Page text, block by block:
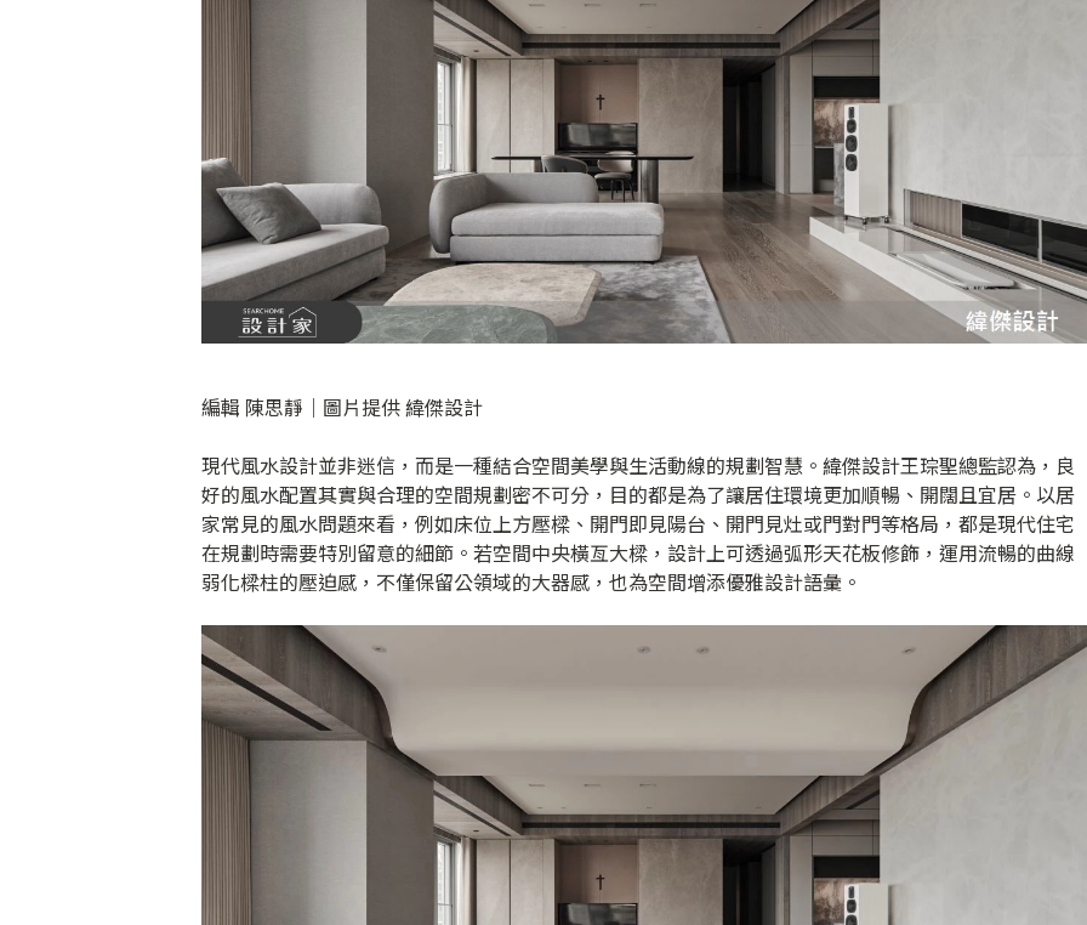
編輯 陳思靜｜圖片提供 緯傑設計
現代風水設計並非迷信，而是一種結合空間美學與生活動線的規劃智慧。緯傑設計王琮聖總監認為，良
好的風水配置其實與合理的空間規劃密不可分，目的都是為了讓居住環境更加順暢、開闊且宜居。以居
家常見的風水問題來看，例如床位上方壓樑、開門即見陽台、開門見灶或門對門等格局，都是現代住宅
在規劃時需要特別留意的細節。若空間中央橫亙大樑，設計上可透過弧形天花板修飾，運用流暢的曲線
弱化樑柱的壓迫感，不僅保留公領域的大器感，也為空間增添優雅設計語彙。